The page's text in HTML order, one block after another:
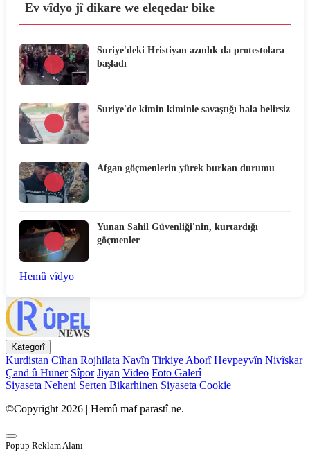
Ev vîdyo jî dikare we eleqedar bike
Suriye'deki Hristiyan azınlık da protestolara
başladı
Suriye'de kimin kiminle savaştığı hala belirsiz
Afgan göçmenlerin yürek burkan durumu
Yunan Sahil Güvenliği'nin, kurtardığı
göçmenler
Hemû vîdyo
Kategorî
Kurdistan Cîhan Rojhilata Navîn Tirkiye Aborî Hevpeyvîn Nivîskar
Çand û Huner Sîpor Jiyan Video Foto Galerî
Siyaseta Neheni Serten Bikarhinen Siyaseta Cookie
©Copyright 2026 | Hemû maf parastî ne.
Popup Reklam Alanı